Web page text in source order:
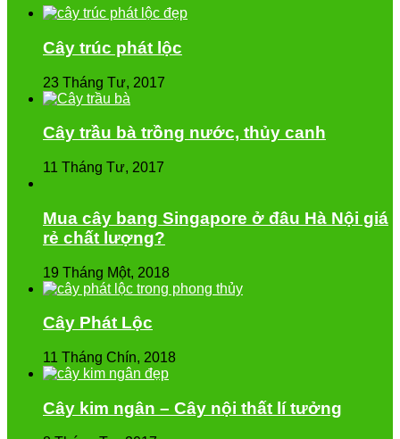
Cây trúc phát lộc
23 Tháng Tư, 2017
Cây trầu bà trồng nước, thủy canh
11 Tháng Tư, 2017
Mua cây bang Singapore ở đâu Hà Nội giá
rẻ chất lượng?
19 Tháng Một, 2018
Cây Phát Lộc
11 Tháng Chín, 2018
Cây kim ngân – Cây nội thất lí tưởng